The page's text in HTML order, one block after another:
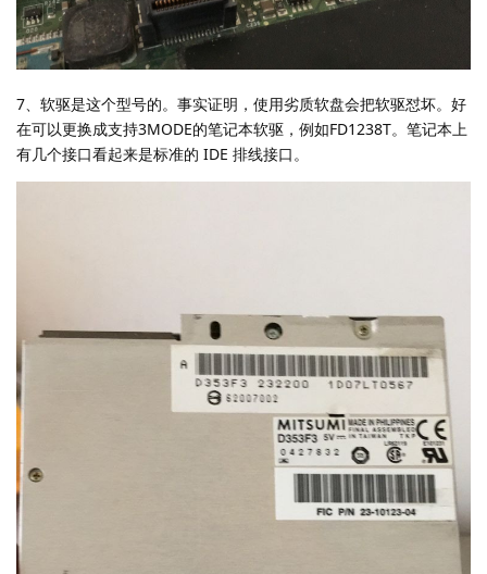
7、软驱是这个型号的。事实证明，使用劣质软盘会把软驱怼坏。好
在可以更换成支持3MODE的笔记本软驱，例如FD1238T。笔记本上
有几个接口看起来是标准的 IDE 排线接口。